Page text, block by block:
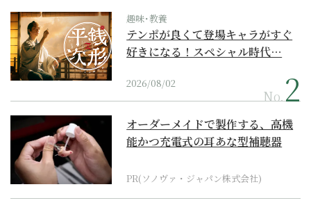
趣味･教養
テンポが良くて登場キャラがすぐ
好きになる！スペシャル時代…
2026/08/02
No.
オーダーメイドで製作する、高機
能かつ充電式の耳あな型補聴器
PR(ソノヴァ・ジャパン株式会社)